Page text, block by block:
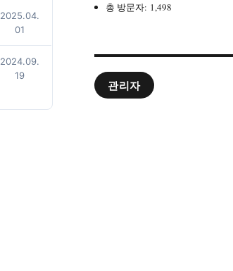
2025.04.
01
2024.09.
19
총 방문자: 1,498
관리자